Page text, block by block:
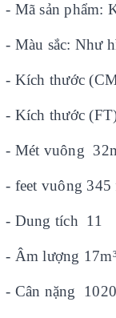
- Mã sản phẩm:
- Màu sắc: Như
- Kích thước
- Kích thước
- Mét vuông
- feet vuông 345
- Dung tích 11
- Âm lượng
- Cân nặng